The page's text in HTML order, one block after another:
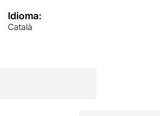
Idioma:
Català